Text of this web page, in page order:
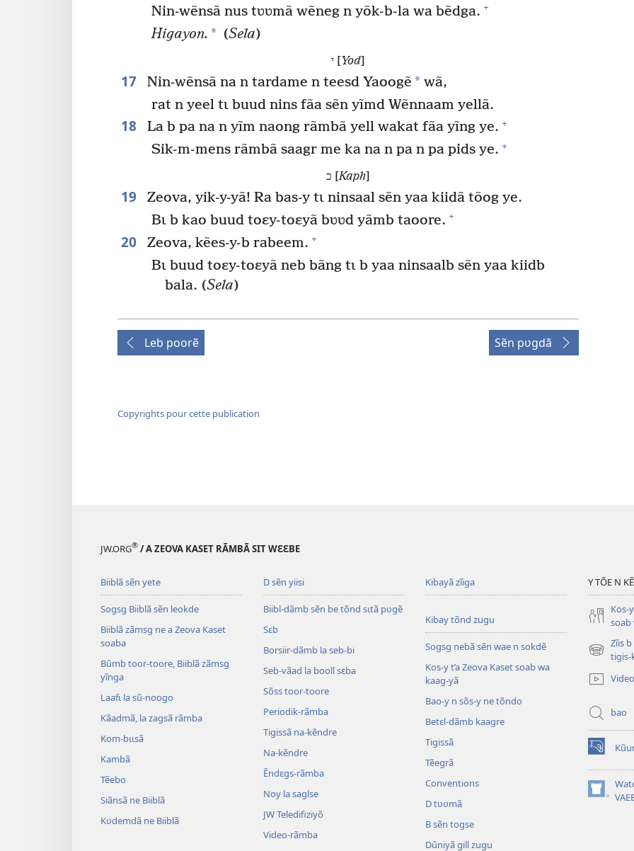
Nin-wẽnsã nus tʋʋmã wẽneg n yõk-b-la wa bẽdga. +
Higayon. * (Sela)
י [Yod]
17 Nin-wẽnsã na n tardame n teesd Yaoogẽ *wã,
rat n yeel tɩ buud nins fãa sẽn yĩmd Wẽnnaam yellã.
18 La b pa na n yĩm naong rãmbã yell wakat fãa yĩng ye. +
Sik-m-mens rãmbã saagr me ka na n pa n pa pids ye. +
כ [Kaph
19
Zeova, yik-y-yã! Ra bas-y tɩ ninsaal sẽn yaa kiidã tõog ye.
Bɩ b kao buud toɛy-toɛyã bʋʋd yãmb taoore. +
20 Zeova, kẽes-y-b rabeem. +
Bɩ buud toɛy-toɛyã neb bãng tɩ b yaa ninsaalb sẽn yaa kiidb
bala. (Sela)
Leb poorẽ Sẽn pʋgdã
Copyrights pour cette publication
JW.ORG® / A ZEOVA KASET RÃMBÃ SIT WƐƐBE
Biiblã sẽn yete
Sogsg Biiblã sẽn leokde
Biiblã zãmsg ne a Zeova Kaset
soaba
Bũmb toor-toore, Biiblã zãmsg
yĩnga
Laafɩ la sũ-noogo
Kãadmã, la zagsã rãmba
Kom-bɩɩsã
Kambã
Tẽebo
Siãnsã ne Biiblã
Kʋdemdã ne Biiblã
D sẽn yiisi
Biibl-dãmb sẽn be tõnd sɩtã pʋgẽ
Sɛb
Borsiir-dãmb la seb-bi
Seb-vãad la booll sɛba
Sõss toor-toore
Periodik-rãmba
Tigissã na-kẽndre
Na-kẽndre
Ẽndɛgs-rãmba
Noy la saglse
JW Teledifiziyõ
Video-rãmba
Kibayã zĩiga
Kibay tõnd zugu
Sogsg nebã sẽn wae n sokdẽ
Kos-y t’a Zeova Kaset soab wa
kaag-yã
Bao-y n sõs-y ne tõndo
Betɛl-dãmb kaagre
Tigissã
Tẽegrã
Conventions
D tʋʋmã
B sẽn togse
Dũniyã gill zugu
Y TÕE N
Kos-
soab
Zĩis
tigis-
(ouvre
nouvelle
bao
(ouvre
une
nouvelle
fenêtre)
(ouvre